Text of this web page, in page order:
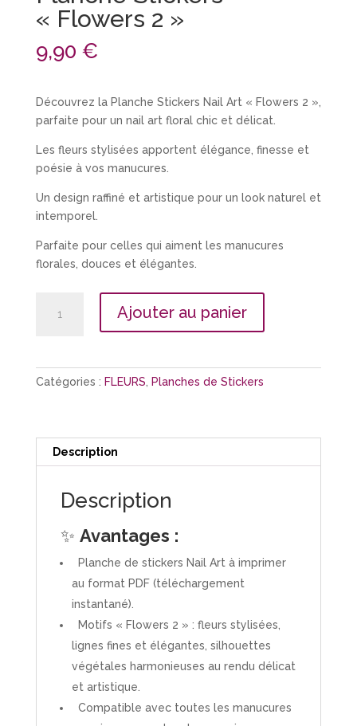
« Flowers 2 »
9,90 €
Découvrez la Planche Stickers Nail Art « Flowers 2 »,
parfaite pour un nail art floral chic et délicat.
Les fleurs stylisées apportent élégance, finesse et
poésie à vos manucures.
Un design raffiné et artistique pour un look naturel et
intemporel.
Parfaite pour celles qui aiment les manucures
florales, douces et élégantes.
Ajouter au panier
Catégories : FLEURS Planches de Stickers
Description
Description
✨ Avantages :
Planche de stickers Nail Art à imprimer
au format PDF (téléchargement
instantané).
Motifs « Flowers 2 » : fleurs stylisées,
lignes fines et élégantes, silhouettes
végétales harmonieuses au rendu délicat
et artistique.
Compatible avec toutes les manucures